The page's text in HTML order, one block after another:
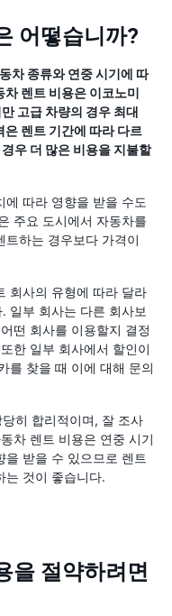
어떻습니까?
차 종류와 연중 시기에 따
렌트 비용은 이코노미
고급 차량의 경우 최대
렌트 기간에 따라 다르
우 더 많은 비용을 지불할
에 따라 영향을 받을 수도
주요 도시에서 자동차를
하는 경우보다 가격이
회사의 유형에 따라 달라
일부 회사는 다른 회사보
떤 회사를 이용할지 결정
한 일부 회사에서 할인이
를 찾을 때 이에 대해 문의
히 합리적이며, 잘 조사
차 렌트 비용은 연중 시기
받을 수 있으므로 렌트
는 것이 좋습니다.
을 절약하려면